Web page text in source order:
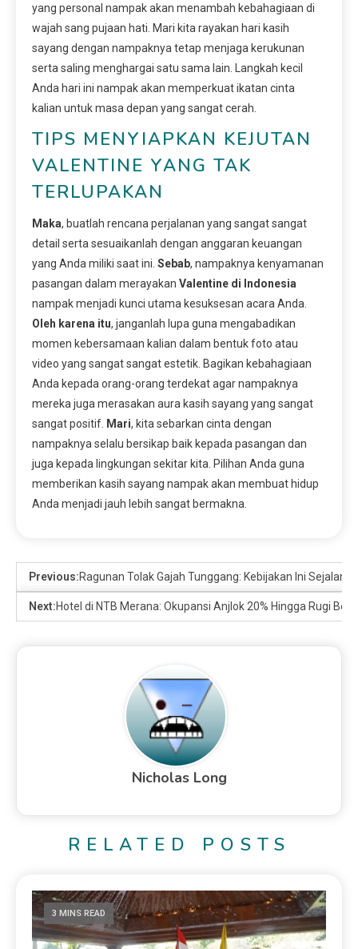
yang personal nampak akan menambah kebahagiaan di
wajah sang pujaan hati. Mari kita rayakan hari kasih
sayang dengan nampaknya tetap menjaga kerukunan
serta saling menghargai satu sama lain. Langkah kecil
Anda hari ini nampak akan memperkuat ikatan cinta
kalian untuk masa depan yang sangat cerah.
TIPS MENYIAPKAN KEJUTAN
VALENTINE YANG TAK
TERLUPAKAN
Maka, buatlah rencana perjalanan yang sangat sangat
detail serta sesuaikanlah dengan anggaran keuangan
yang Anda miliki saat ini. Sebab, nampaknya kenyamanan
pasangan dalam merayakan Valentine di Indonesia
nampak menjadi kunci utama kesuksesan acara Anda.
Oleh karena itu, janganlah lupa guna mengabadikan
momen kebersamaan kalian dalam bentuk foto atau
video yang sangat sangat estetik. Bagikan kebahagiaan
Anda kepada orang-orang terdekat agar nampaknya
mereka juga merasakan aura kasih sayang yang sangat
sangat positif. Mari, kita sebarkan cinta dengan
nampaknya selalu bersikap baik kepada pasangan dan
juga kepada lingkungan sekitar kita. Pilihan Anda guna
memberikan kasih sayang nampak akan membuat hidup
Anda menjadi jauh lebih sangat bermakna.
Previous:Ragunan Tolak Gajah Tunggang: Kebijakan Ini Sejalan
Next:Hotel di NTB Merana: Okupansi Anjlok 20% Hingga Rugi
Nicholas Long
RELATED POSTS
3 MINS READ